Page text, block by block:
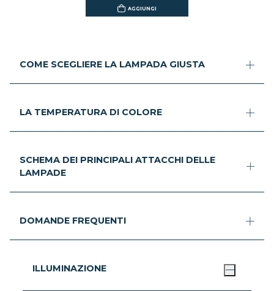
AGGIUNGI
COME SCEGLIERE LA LAMPADA GIUSTA
LA TEMPERATURA DI COLORE
SCHEMA DEI PRINCIPALI ATTACCHI DELLE
LAMPADE
DOMANDE FREQUENTI
ILLUMINAZIONE